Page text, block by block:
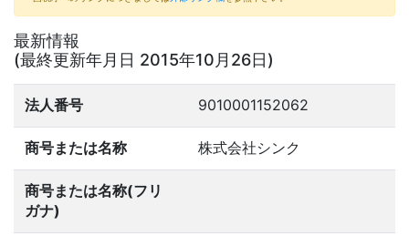
最新情報
(最終更新年月日 2015年10月26日)
法人番号 9010001152062
商号または名称 株式会社シンク
商号または名称(フリ
ガナ)